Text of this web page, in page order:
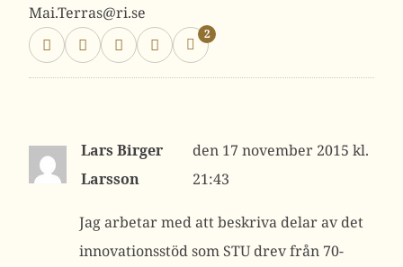
Mai.Terras@ri.se
2
Lars Birger
Larsson
17 november 2015 kl.
21:43
Jag arbetar med att beskriva delar av det
innovationsstöd som STU drev från 70-